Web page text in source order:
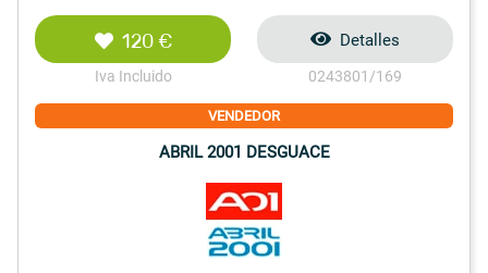
120 €
Iva Incluido
Detalles
0243801/169
VENDEDOR
ABRIL 2001 DESGUACE